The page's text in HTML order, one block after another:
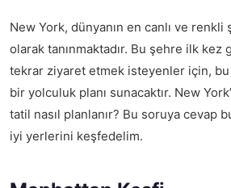
New York, dünyanın en canlı ve
olarak tanınmaktadır. Bu şehre ilk kez
tekrar ziyaret etmek isteyenler için,
bir yolculuk planı sunacaktır. New
tatil nasıl planlanır? Bu soruya cevap
iyi yerlerini keşfedelim.